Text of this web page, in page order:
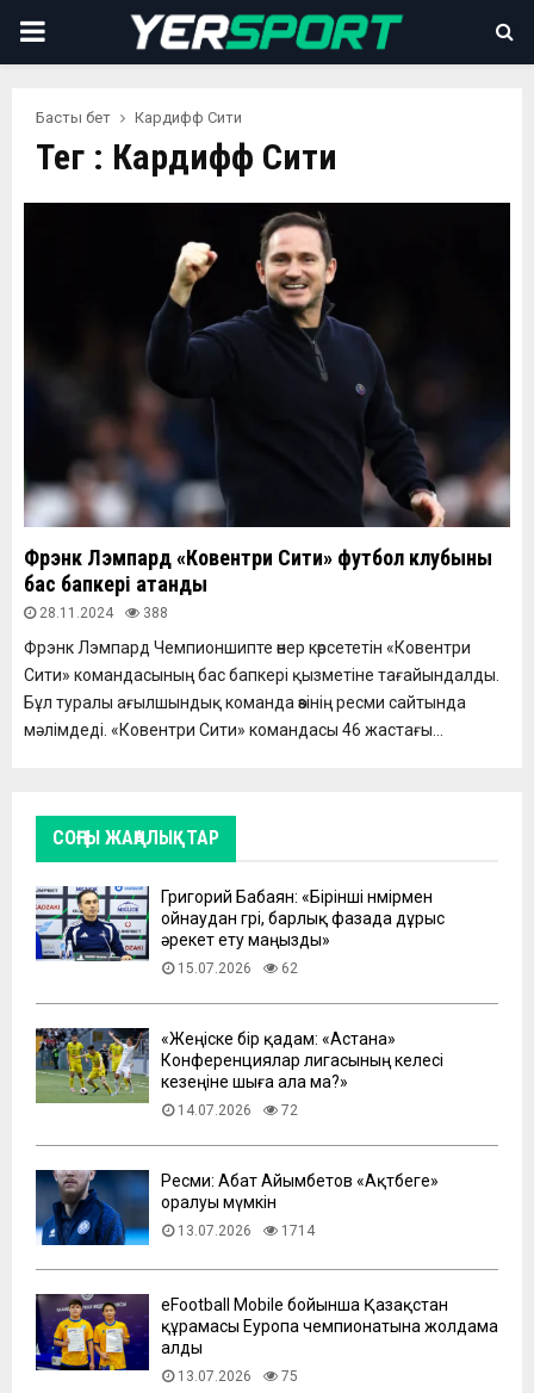
PRIMARY
Басты бет Кардифф Сити
Тег : Кардифф Сити
Фрэнк Лэмпард «Ковентри Сити» футбол клубының
бас бапкері атанды
28.11.2024 388
Фрэнк Лэмпард Чемпионшипте өнер көрсететін «Ковентри
Сити» командасының бас бапкері қызметіне тағайындалды.
Бұл туралы ағылшындық команда өзінің ресми сайтында
мәлімдеді. «Ковентри Сити» командасы 46 жастағы...
СОҢҒЫ ЖАҢАЛЫҚТАР
Григорий Бабаян: «Бірінші нөмірмен
ойнаудан гөрі, барлық фазада дұрыс
әрекет ету маңызды»
15.07.2026 62
«Жеңіске бір қадам: «Астана»
Конференциялар лигасының келесі
кезеңіне шыға ала ма?»
14.07.2026 72
Ресми: Абат Айымбетов «Ақтөбеге»
оралуы мүмкін
13.07.2026 1714
eFootball Mobile бойынша Қазақстан
құрамасы Еуропа чемпионатына жолдама
алды
13.07.2026 75